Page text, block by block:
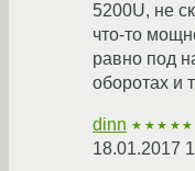
5200U, не
что-то
равно под
оборотах и
dinn ★★★★★
18.01.2017